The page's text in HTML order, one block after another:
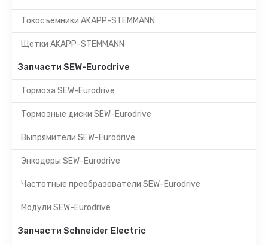
Токосъемники AKAPP-STEMMANN
Щетки AKAPP-STEMMANN
Запчасти SEW-Eurodrive
Тормоза SEW-Eurodrive
Тормозные диски SEW-Eurodrive
Выпрямители SEW-Eurodrive
Энкодеры SEW-Eurodrive
Частотные преобразователи SEW-Eurodrive
Модули SEW-Eurodrive
Запчасти Schneider Electric